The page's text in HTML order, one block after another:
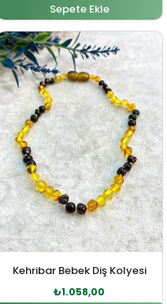
Sepete Ekle
₺966,00.
Kehribar Bebek Diş Kolyesi
Orijinal fiyat:
₺1.058,00
Şu andaki